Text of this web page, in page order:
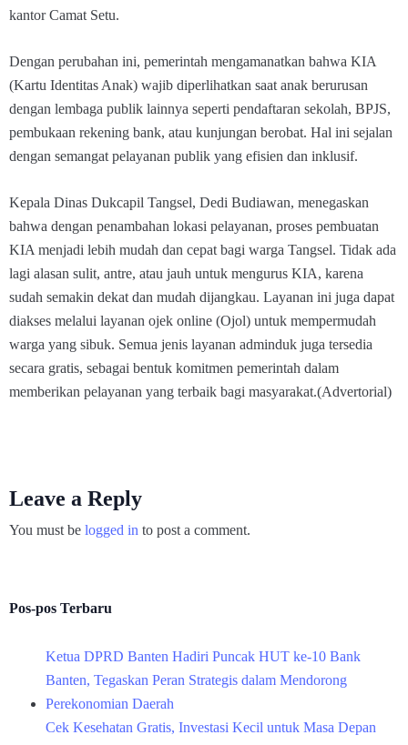
kantor Camat Setu.
Dengan perubahan ini, pemerintah mengamanatkan bahwa KIA
(Kartu Identitas Anak) wajib diperlihatkan saat anak berurusan
dengan lembaga publik lainnya seperti pendaftaran sekolah, BPJS,
pembukaan rekening bank, atau kunjungan berobat. Hal ini sejalan
dengan semangat pelayanan publik yang efisien dan inklusif.
Kepala Dinas Dukcapil Tangsel, Dedi Budiawan, menegaskan
bahwa dengan penambahan lokasi pelayanan, proses pembuatan
KIA menjadi lebih mudah dan cepat bagi warga Tangsel. Tidak ada
lagi alasan sulit, antre, atau jauh untuk mengurus KIA, karena
sudah semakin dekat dan mudah dijangkau. Layanan ini juga dapat
diakses melalui layanan ojek online (Ojol) untuk mempermudah
warga yang sibuk. Semua jenis layanan adminduk juga tersedia
secara gratis, sebagai bentuk komitmen pemerintah dalam
memberikan pelayanan yang terbaik bagi masyarakat.(Advertorial)
Leave a Reply
You must be logged in to post a comment.
Pos-pos Terbaru
Ketua DPRD Banten Hadiri Puncak HUT ke-10 Bank
Banten, Tegaskan Peran Strategis dalam Mendorong
Perekonomian Daerah
Cek Kesehatan Gratis, Investasi Kecil untuk Masa Depan